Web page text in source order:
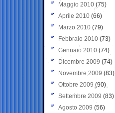
Maggio 2010 (75)
Aprile 2010 (66)
Marzo 2010 (79)
Febbraio 2010 (73)
Gennaio 2010 (74)
Dicembre 2009 (74)
Novembre 2009 (83)
Ottobre 2009 (90)
Settembre 2009 (83)
Agosto 2009 (56)